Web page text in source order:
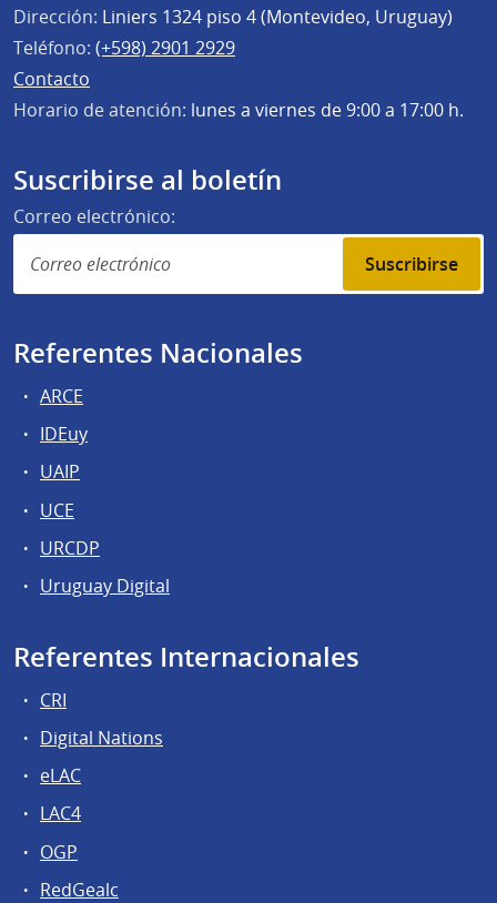
Dirección: Liniers 1324 piso 4 (Montevideo, Uruguay)
Teléfono: (+598) 2901 2929
Contacto
Horario de atención: lunes a viernes de 9:00 a 17:00 h.
Suscribirse al boletín
Correo electrónico:
Suscribirse
Referentes Nacionales
ARCE
IDEuy
UAIP
UCE
URCDP
Uruguay Digital
Referentes Internacionales
CRI
Digital Nations
eLAC
LAC4
OGP
RedGealc